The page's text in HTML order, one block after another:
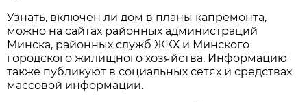
Узнать, включен ли дом в планы капремонта,
можно на сайтах районных администраций
Минска, районных служб ЖКХ и Минского
городского жилищного хозяйства. Информацию
также публикуют в социальных сетях и средствах
массовой информации.